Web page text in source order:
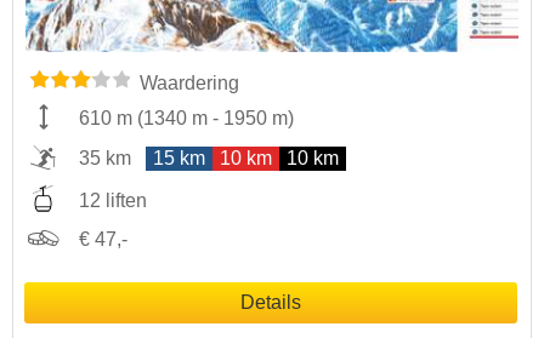
Waardering
610 m (1340 m - 1950 m)
35 km
15 km 10 km 10 km
12 liften
€ 47,-
Details